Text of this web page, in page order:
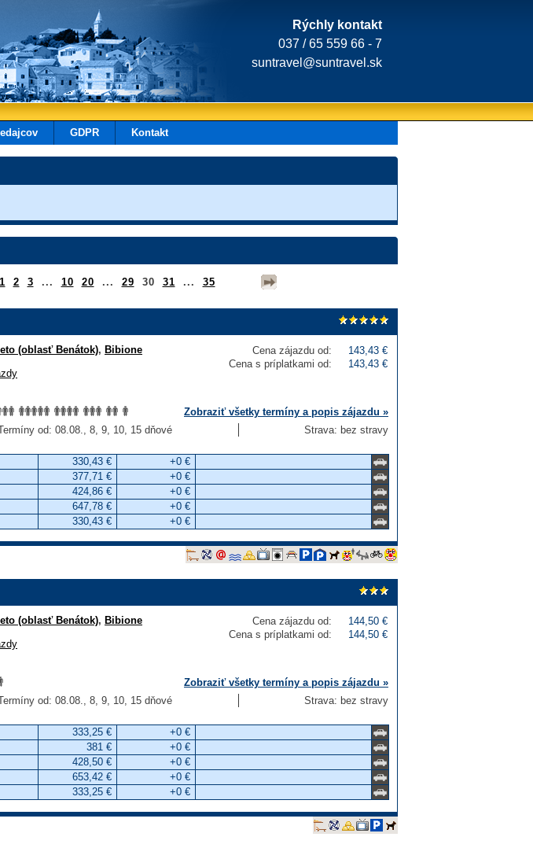
Rýchly kontakt
037 / 65 559 66 - 7
suntravel@suntravel.sk
GDPR Kontakt
1 2 3 ... 10 20 ... 29 30 31 ... 35
Cena zájazdu od:
143,43 €
Cena s príplatkami od:
143,43 €
(oblasť Benátok), Bibione
Zobraziť všetky termíny a popis zájazdu »
od: 08.08., 8, 9, 10, 15 dňové Strava: bez stravy
330,43 €
+0 €
377,71 €
+0 €
424,86 €
+0 €
647,78 €
+0 €
330,43 € +0 €
Cena zájazdu od:
144,50 €
Cena s príplatkami od:
144,50 €
(oblasť Benátok), Bibione
Zobraziť všetky termíny a popis zájazdu »
od: 08.08., 8, 9, 10, 15 dňové Strava: bez stravy
333,25 €
+0 €
381 €
+0 €
428,50 €
+0 €
653,42 €
+0 €
333,25 € +0 €